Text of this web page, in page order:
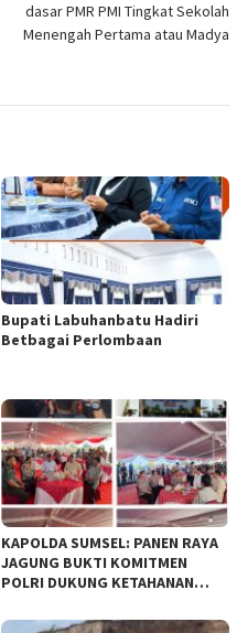
dasar PMR PMI Tingkat Sekolah
Menengah Pertama atau Madya
Bupati Labuhanbatu Hadiri
Betbagai Perlombaan
KAPOLDA SUMSEL: PANEN RAYA
JAGUNG BUKTI KOMITMEN
POLRI DUKUNG KETAHANAN